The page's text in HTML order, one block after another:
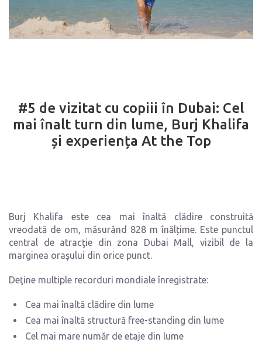
#5 de vizitat cu copiii în Dubai: Cel
mai înalt turn din lume, Burj Khalifa
și experiența At the Top
Burj Khalifa este cea mai înaltă clădire construită
vreodată de om, măsurând 828 m înălțime. Este punctul
central de atracţie din zona Dubai Mall, vizibil de la
marginea oraşului din orice punct.
Deţine multiple recorduri mondiale înregistrate:
Cea mai înaltă clădire din lume
Cea mai înaltă structură free-standing din lume
Cel mai mare număr de etaje din lume